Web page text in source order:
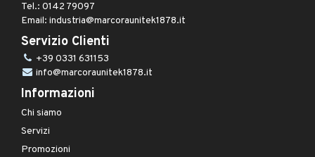
Tel.: 0142 79097
Email: industria@marcoraunitek1878.it
Servizio Clienti
+39 0331 631153
info@marcoraunitek1878.it
Informazioni
Chi siamo
Servizi
Promozioni